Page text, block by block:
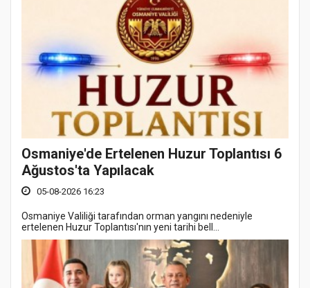
Osmaniye'de Ertelenen Huzur Toplantısı 6
Ağustos'ta Yapılacak
05-08-2026 16:23
Osmaniye Valiliği tarafından orman yangını nedeniyle
ertelenen Huzur Toplantısı'nın yeni tarihi bell...